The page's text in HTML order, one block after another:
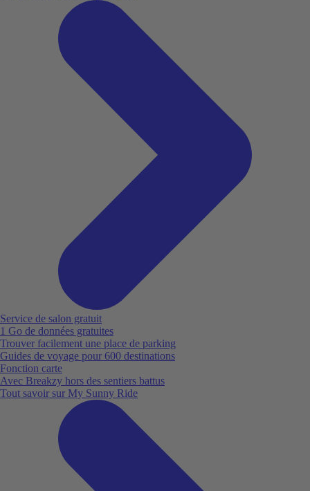
Service de salon gratuit
1 Go de données gratuites
Trouver facilement une place de parking
Guides de voyage pour 600 destinations
Fonction carte
Avec Breakzy hors des sentiers battus
Tout savoir sur My Sunny Ride